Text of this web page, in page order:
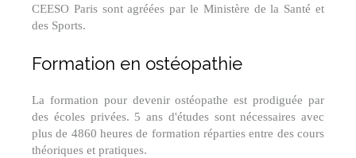
CEESO Paris sont agréées par le Ministère de la Santé et
des Sports.
Formation en ostéopathie
La formation pour devenir ostéopathe est prodiguée par
des écoles privées. 5 ans d'études sont nécessaires avec
plus de 4860 heures de formation réparties entre des cours
théoriques et pratiques.